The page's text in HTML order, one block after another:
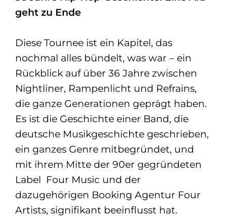
geht zu Ende
Diese Tournee ist ein Kapitel, das
nochmal alles bündelt, was war – ein
Rückblick auf über 36 Jahre zwischen
Nightliner, Rampenlicht und Refrains,
die ganze Generationen geprägt haben.
Es ist die Geschichte einer Band, die
deutsche Musikgeschichte geschrieben,
ein ganzes Genre mitbegründet, und
mit ihrem Mitte der 90er gegründeten
Label Four Music und der
dazugehörigen Booking Agentur Four
Artists, signifikant beeinflusst hat.